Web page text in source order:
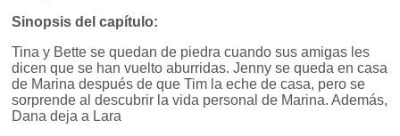
Sinopsis del capítulo:
Tina y Bette se quedan de piedra cuando sus amigas les
dicen que se han vuelto aburridas. Jenny se queda en casa
de Marina después de que Tim la eche de casa, pero se
sorprende al descubrir la vida personal de Marina. Además,
Dana deja a Lara